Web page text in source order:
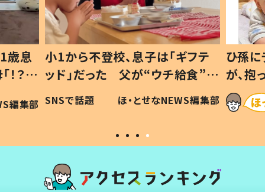
部
小1から不登校、息子は「ギフテ
ッド」だった 父が“ウチ給食”を
作り続ける理由とは #令和の親
#令和の子
SNSで話題 ほ・とせなNEWS編集部
ひ孫にデ
が、抱っ
「涙が出ま
い」